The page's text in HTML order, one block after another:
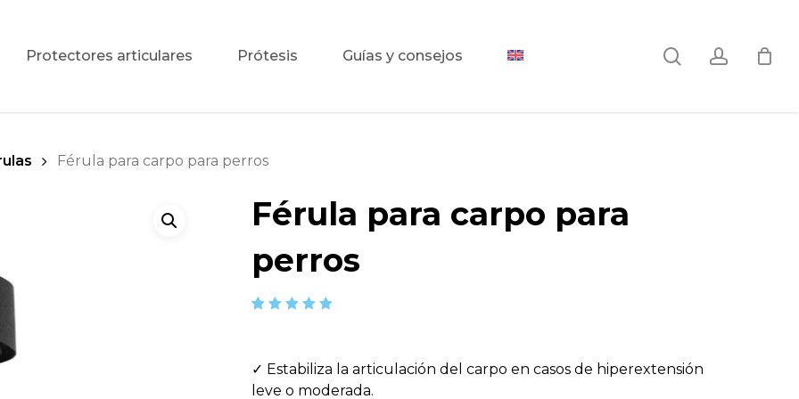
Protectores articulares
Protector de
rodilla para
Propioceptivo
Prótesis
Férula
personalizada
según molde
Guías y consejos search
Férula para carpo para perros
Férula para carpo para
perros
base a
valoración
de un
✓ Estabiliza la articulación del carpo en casos de hiperextensión
leve o moderada.